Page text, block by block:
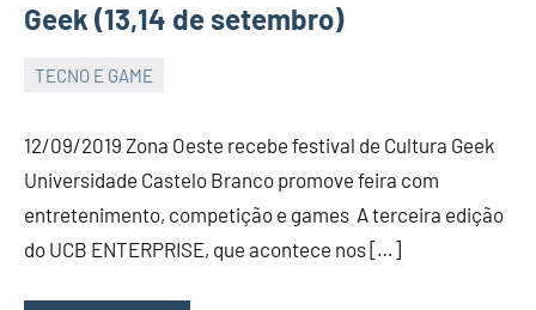
Geek (13,14 de setembro)
TECNO E GAME
GRANDE
DO
NORTE
12/09/2019 Zona Oeste recebe festival de Cultura Geek
Universidade Castelo Branco promove feira com
entretenimento, competição e games A terceira edição
do UCB ENTERPRISE, que acontece nos […]